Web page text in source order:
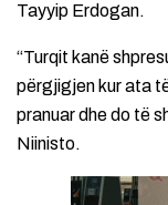
Tayyip Erdogan.
“Turqit kanë
përgjigjen kur ata
pranuar dhe do të
Niinisto.